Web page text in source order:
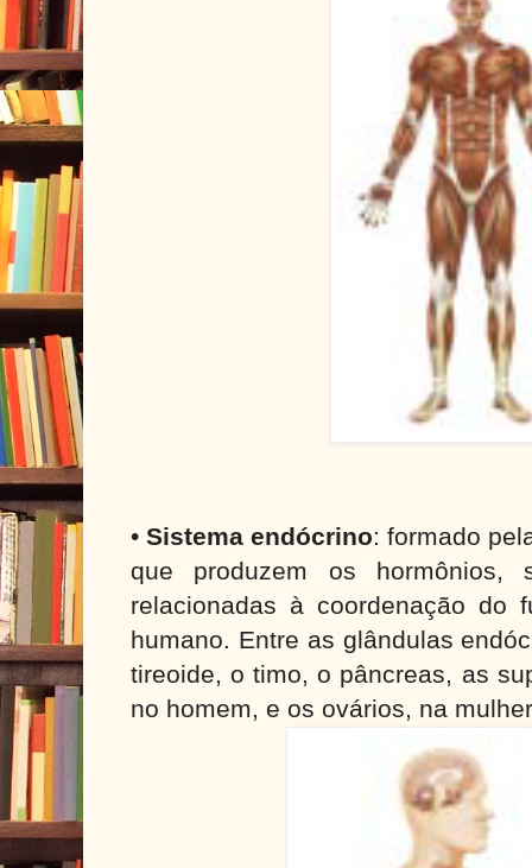
• Sistema endócrino: formado
que produzem os hormônios,
relacionadas à coordenação do
humano. Entre as glândulas
tireoide, o timo, o pâncreas, as
no homem, e os ovários, na